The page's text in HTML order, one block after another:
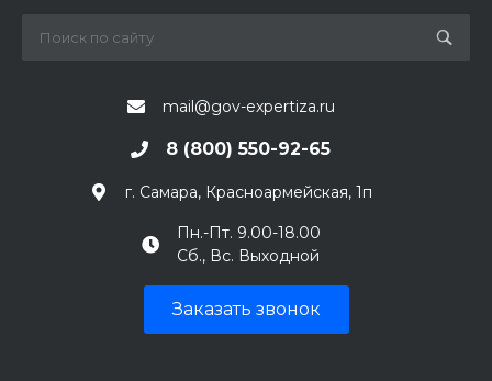
mail@gov-expertiza.ru
8 (800) 550-92-65
г. Самара, Красноармейская, 1п
Пн.-Пт. 9.00-18.00
Сб., Вс. Выходной
Заказать звонок